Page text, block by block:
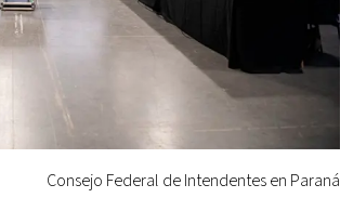
Consejo Federal de Intendentes en Paraná